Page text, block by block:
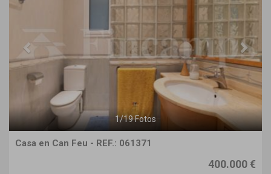
1/19Fotos
Casa en Can Feu - REF.: 061371
400.000 €